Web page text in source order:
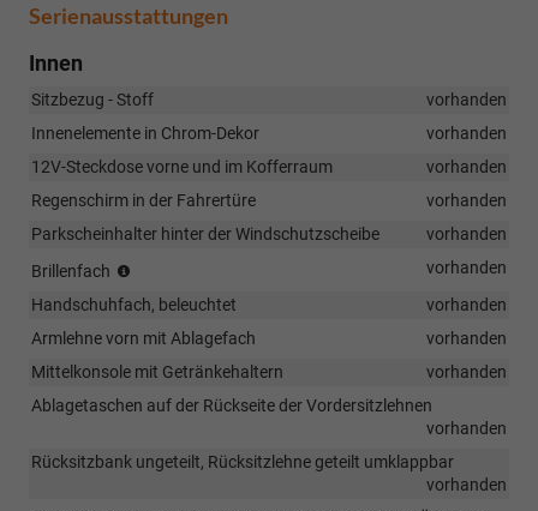
Serienausstattungen
Innen
Sitzbezug - Stoff
vorhanden
Innenelemente in Chrom-Dekor
vorhanden
12V-Steckdose vorne und im Kofferraum
vorhanden
Regenschirm in der Fahrertüre
vorhanden
Parkscheinhalter hinter der Windschutzscheibe
vorhanden
Brillenfach
i.V.
mit
optionalen
Panoramadach!)
vorhanden
Handschuhfach, beleuchtet
vorhanden
Armlehne vorn mit Ablagefach
vorhanden
Mittelkonsole mit Getränkehaltern
vorhanden
Ablagetaschen auf der Rückseite der Vordersitzlehnen
vorhanden
Rücksitzbank ungeteilt, Rücksitzlehne geteilt umklappbar
vorhanden